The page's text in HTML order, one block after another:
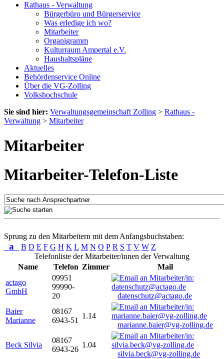
Rathaus - Verwaltung
Bürgerbüro und Bürgerservice
Was erledige ich wo?
Mitarbeiter
Organigramm
Kulturraum Ampertal e.V.
Haushaltspläne
Aktuelles
Behördenservice Online
Über die VG-Zolling
Volkshochschule
Sie sind hier: Verwaltungsgemeinschaft Zolling > Rathaus -
Verwaltung > Mitarbeiter
Mitarbeiter
Mitarbeiter-Telefon-Liste
Sprung zu den Mitarbeitern mit dem Anfangsbuchstaben:
a B D E F G H K L M N O P R S T V W Z
Telefonliste der Mitarbeiter/innen der Verwaltung
Name
Telefon Zimmer
Mail
actago
GmbH
09951
99990-
20
datenschutz@actago.de
Baier
Marianne
08167
6943-51
1.14
marianne.baier@vg-zolling.de
Beck Silvia
08167
6943-26
1.04
silvia.beck@vg-zolling.de